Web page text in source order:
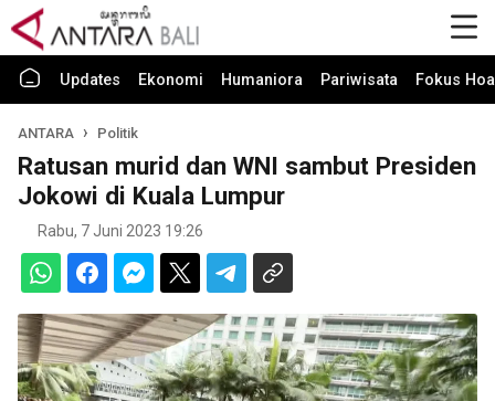
Updates Ekonomi Humaniora Pariwisata Fokus
ANTARA Politik
Ratusan murid dan WNI sambut Presiden
Jokowi di Kuala Lumpur
Rabu, 7 Juni 2023 19:26